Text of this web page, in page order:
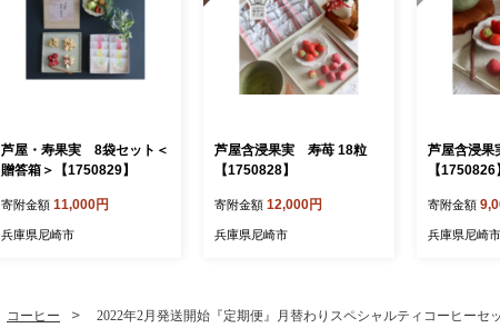
芦屋・寿果実 8袋セット＜
贈答箱＞【1750829】
寄附金額 11,000円
兵庫県尼崎市
芦屋含浸果実 寿苺 18粒
【1750828】
寄附金額 12,000円
兵庫県尼崎市
芦屋含浸
【1750826】
寄附金額
兵庫県尼崎市
コーヒー 2022年2月発送開始『定期便』月替わりスペシャルティコーヒーセ